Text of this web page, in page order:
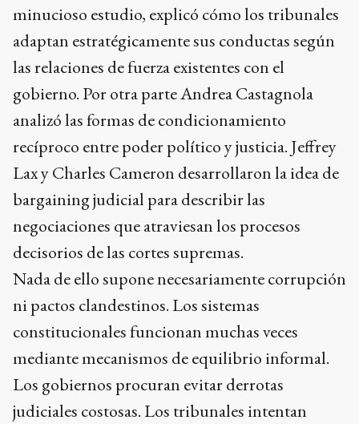
minucioso estudio, explicó cómo los tribunales
adaptan estratégicamente sus conductas según
las relaciones de fuerza existentes con el
gobierno. Por otra parte Andrea Castagnola
analizó las formas de condicionamiento
recíproco entre poder político y justicia. Jeffrey
Lax y Charles Cameron desarrollaron la idea de
bargaining judicial para describir las
negociaciones que atraviesan los procesos
decisorios de las cortes supremas.
Nada de ello supone necesariamente corrupción
ni pactos clandestinos. Los sistemas
constitucionales funcionan muchas veces
mediante mecanismos de equilibrio informal.
Los gobiernos procuran evitar derrotas
judiciales costosas. Los tribunales intentan